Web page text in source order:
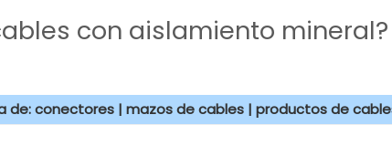
con aislamiento mineral?
de: conectores | mazos de cables | productos de